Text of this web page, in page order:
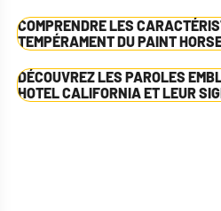
COMPRENDRE LES
TEMPÉRAMENT DU PAINT
DÉCOUVREZ LES PAROLES
HOTEL CALIFORNIA ET LEUR